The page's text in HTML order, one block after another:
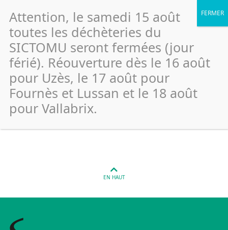
Uzes – Centre Technique
(Emballage)
Publié le 26 janvier 2022
EN HAUT
Attention, le samedi 15 août
toutes les déchèteries du
SICTOMU seront fermées (jour
férié). Réouverture dès le 16 août
pour Uzès, le 17 août pour
Fournès et Lussan et le 18 août
pour Vallabrix.